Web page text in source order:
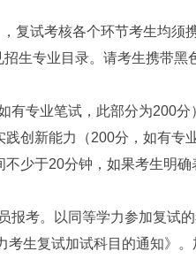
试考核各个环节考生均须携
专业目录。请考生携带黑
专业笔试，此部分为200分
创新能力（200分，如有专
少于20分钟，如果考生明
考。以同等学力参加复试
生复试加试科目的通知》。